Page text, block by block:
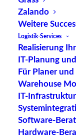
Zalando
Weitere
Logistik-Services
Realisierung
IT-Planung
Für Planer
Warehouse
IT-Infrastruktur
Software-
Hardware-
Die
eher seltener
Lagerhaltung.
unmittelbar mit
Verbindung
erachtet.
Lagergelten.